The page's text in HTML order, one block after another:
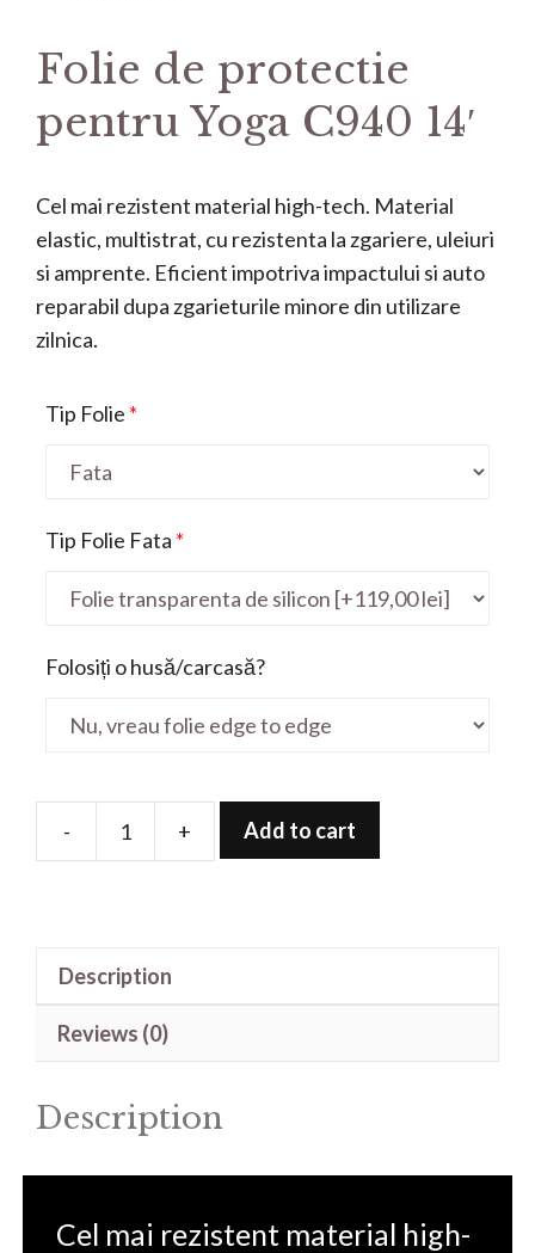
Folie de protectie
pentru Yoga C940 14′
Cel mai rezistent material high-tech. Material
elastic, multistrat, cu rezistenta la zgariere, uleiuri
si amprente. Eficient impotriva impactului si auto
reparabil dupa zgarieturile minore din utilizare
zilnica.
Tip Folie *
Tip Folie Fata *
Folosiți o husă/carcasă?
-
Folie
+ Add to cart
Description
Reviews (0)
Description
Cel mai rezistent material high-